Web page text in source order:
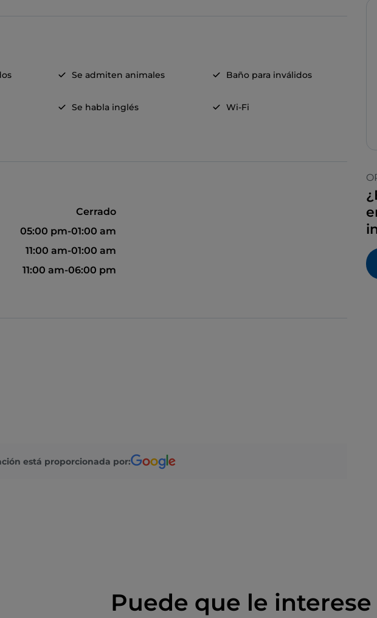
Se admiten animales Baño para inválidos
Se habla inglés Wi-Fi
Cerrado
05:00 pm-01:00 am
11:00 am-01:00 am
11:00 am-06:00 pm
está proporcionada por:
Puede que le interese